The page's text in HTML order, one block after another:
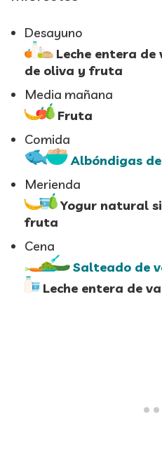
Desayuno
Leche entera
de oliva y fruta
Media mañana
Fruta
Comida
Albóndigas
Merienda
Yogur natural
fruta
Cena
Salteado de
Leche entera de